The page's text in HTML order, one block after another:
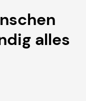
alles